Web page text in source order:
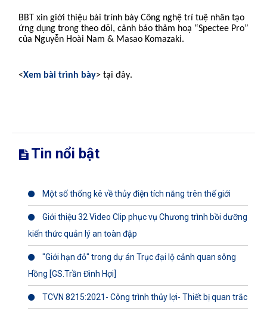
BBT xin giới thiệu bài trính bày Công nghệ trí tuệ nhân tạo
ứng dụng trong theo dõi, cảnh báo thảm hoạ “Spectee Pro”
của Nguyễn Hoài Nam & Masao Komazaki.
<Xem bài trình bày> tại đây.
Tin nổi bật
Một số thống kê về thủy điện tích năng trên thế giới
Giới thiệu 32 Video Clip phục vụ Chương trình bồi dưỡng
kiến thức quản lý an toàn đập
"Giới hạn đỏ" trong dự án Trục đại lộ cảnh quan sông
Hồng [GS.Trần Đình Hợi]
TCVN 8215:2021- Công trình thủy lợi- Thiết bị quan trắc